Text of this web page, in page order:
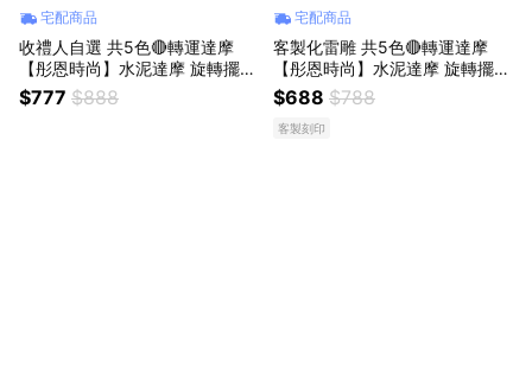
宅配商品
收禮人自選 共5色🔴轉運達摩
【彤恩時尚】水泥達摩 旋轉擺飾
L號｜生日禮物 情人節禮物 父親
節禮物
$777 $888
宅配商品
客製化雷雕 共5色🔴轉運達摩
【彤恩時尚】水泥達摩 旋轉擺飾
M號 & L號『LINE禮物獨家』生
日禮物 情人節禮物 父親節禮物
$688 $788
客製刻印